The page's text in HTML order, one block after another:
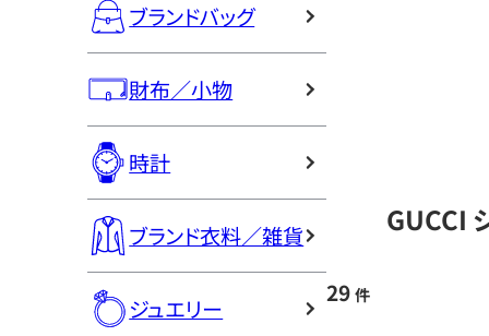
ブランドバッグ
財布／小物
時計
ブランド衣料／雑貨
ジュエリー
GUCCI
29 件